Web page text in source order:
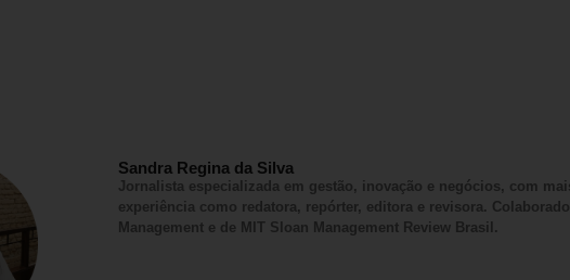
Sandra Regina da Silva
Jornalista especializada em gestão, inovação e negócios, com
experiência como redatora, repórter, editora e revisora.
Management e de MIT Sloan Management Review Brasil.